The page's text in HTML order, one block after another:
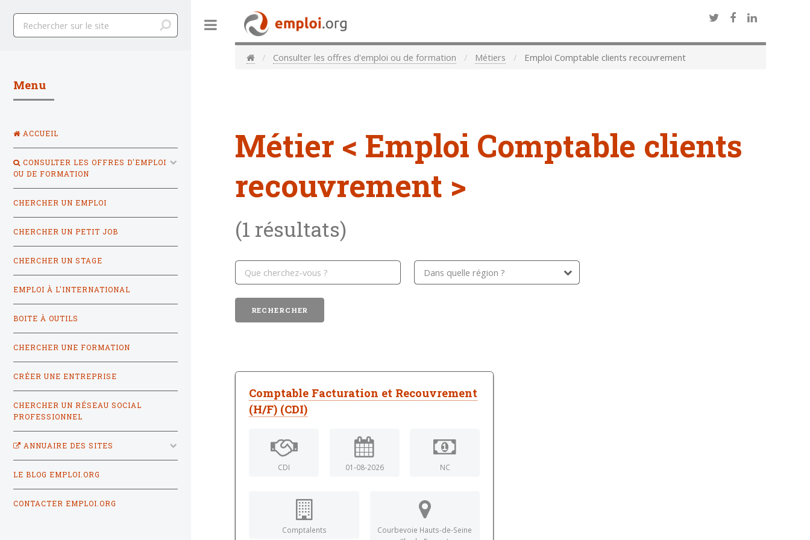
Consulter les offres d'emploi ou de formation Métiers Emploi Comptable clients recouvrement
Métier < Emploi Comptable clients
recouvrement >
(1 résultats)
Comptable Facturation et Recouvrement
(H/F) (CDI)
CDI 01-08-2026 NC
Comptalents
Courbevoie Hauts-de-Seine
Menu
ACCUEIL
CONSULTER LES OFFRES D'EMPLOI
OU DE FORMATION
CHERCHER UN EMPLOI
CHERCHER UN PETIT JOB
CHERCHER UN STAGE
EMPLOI À L'INTERNATIONAL
BOITE À OUTILS
CHERCHER UNE FORMATION
CRÉER UNE ENTREPRISE
CHERCHER UN RÉSEAU SOCIAL
PROFESSIONNEL
ANNUAIRE DES SITES
LE BLOG EMPLOI.ORG
CONTACTER EMPLOI.ORG
Toggle